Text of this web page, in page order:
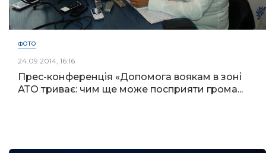
ФОТО
24.09.2014, 16:16
Прес-конференція «Допомога воякам в зоні
АТО триває: чим ще може посприяти грома...